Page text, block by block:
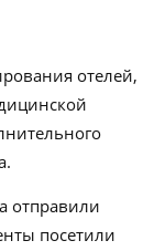
отелей,
отправили
посетили